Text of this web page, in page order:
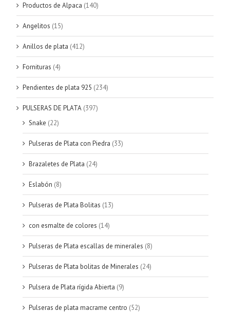
Productos de Alpaca (140)
Angelitos (15)
Anillos de plata (412)
Fornituras (4)
Pendientes de plata 925 (234)
PULSERAS DE PLATA (397)
Snake (22)
Pulseras de Plata con Piedra (33)
Brazaletes de Plata (24)
Eslabón (8)
Pulseras de Plata Bolitas (13)
con esmalte de colores (14)
Pulseras de Plata escallas de minerales (8)
Pulseras de Plata bolitas de Minerales (24)
Pulsera de Plata rígida Abierta (9)
Pulseras de plata macrame centro (52)